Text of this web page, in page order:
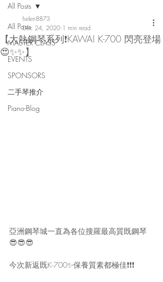
All Posts
MASTER CLASS
EVENTS
SPONSORS
二手琴推介
Piano-Blog
All Posts
【大熱鋼琴系列❗️KAWAI K-700 閃亮登場
😍✨✨】
helen8873
Dec 24, 2020 1 min read
亞洲鋼琴城一直為各位搜羅最高質既鋼琴
😎😎😎
今次新返既K-700✨保養質素都極佳❗️❗️❗️